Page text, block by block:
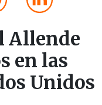
Allende
en las
Unidos